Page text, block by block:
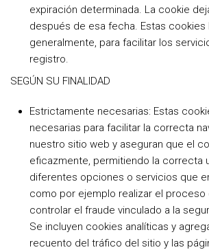
expiración determinada. La cookie
después de esa fecha. Estas cookies
generalmente, para facilitar los
registro.
SEGÚN SU FINALIDAD
Estrictamente necesarias: Estas
necesarias para facilitar la correcta
nuestro sitio web y aseguran que el
eficazmente, permitiendo la correcta
diferentes opciones o servicios que
como por ejemplo realizar el proceso
controlar el fraude vinculado a la
Se incluyen cookies analíticas y
recuento del tráfico del sitio y las